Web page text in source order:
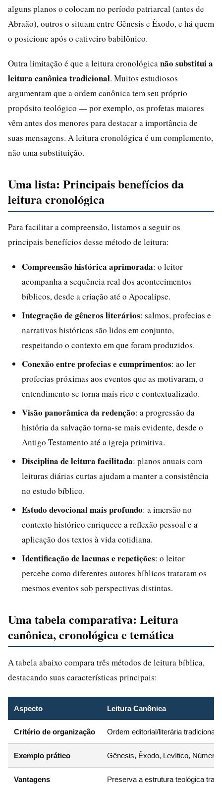
alguns planos o colocam no período patriarcal (antes de
Abraão), outros o situam entre Gênesis e Êxodo, e há quem
o posicione após o cativeiro babilônico.
Outra limitação é que a leitura cronológica não substitui a
leitura canônica tradicional. Muitos estudiosos
argumentam que a ordem canônica tem seu próprio
propósito teológico — por exemplo, os profetas maiores
vêm antes dos menores para destacar a importância de
suas mensagens. A leitura cronológica é um complemento,
não uma substituição.
Uma lista: Principais benefícios da
leitura cronológica
Para facilitar a compreensão, listamos a seguir os
principais benefícios desse método de leitura:
Compreensão histórica aprimorada: o leitor
acompanha a sequência real dos acontecimentos
bíblicos, desde a criação até o Apocalipse.
Integração de gêneros literários: salmos, profecias e
narrativas históricas são lidos em conjunto,
respeitando o contexto em que foram produzidos.
Conexão entre profecias e cumprimentos: ao ler
profecias próximas aos eventos que as motivaram, o
entendimento se torna mais rico e contextualizado.
Visão panorâmica da redenção: a progressão da
história da salvação torna-se mais evidente, desde o
Antigo Testamento até a igreja primitiva.
Disciplina de leitura facilitada: planos anuais com
leituras diárias curtas ajudam a manter a consistência
no estudo bíblico.
Estudo devocional mais profundo: a imersão no
contexto histórico enriquece a reflexão pessoal e a
aplicação dos textos à vida cotidiana.
Identificação de lacunas e repetições: o leitor
percebe como diferentes autores bíblicos trataram os
mesmos eventos sob perspectivas distintas.
Uma tabela comparativa: Leitura
canônica, cronológica e temática
A tabela abaixo compara três métodos de leitura bíblica,
destacando suas características principais:
Aspecto Leitura Canônica
Critério de organização Ordem editorial/literária tradicional
Exemplo prático Gênesis, Êxodo, Levítico,
Vantagens Preserva a estrutura teológica